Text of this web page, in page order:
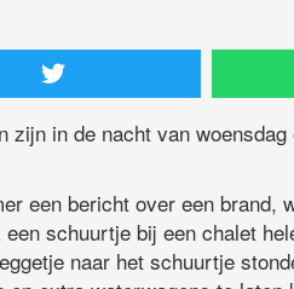
zijn in de nacht van
een bericht over een brand,
schuurtje bij een chalet
naar het schuurtje